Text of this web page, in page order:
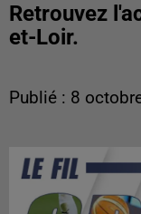
Retrouvez
et-Loir.
Publié : 8